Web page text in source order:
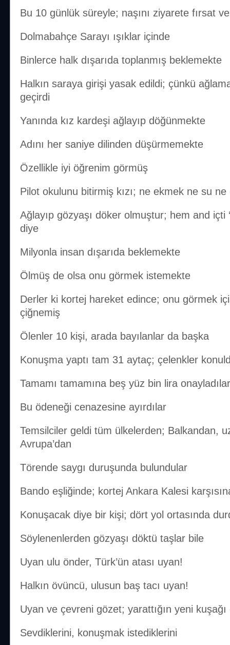
Bu 10 günlük süreyle; naşını ziyarete fırsat
Dolmabahçe Sarayı ışıklar içinde
Binlerce halk dışarıda toplanmış beklemekte
Halkın saraya girişi yasak edildi; çünkü
geçirdi
Yanında kız kardeşi ağlayıp döğünmekte
Adını her saniye dilinden düşürmemekte
Özellikle iyi öğrenim görmüş
Pilot okulunu bitirmiş kızı; ne ekmek ne su
Ağlayıp gözyaşı döker olmuştur; hem and içti
diye
Milyonla insan dışarıda beklemekte
Ölmüş de olsa onu görmek istemekte
Derler ki kortej hareket edince; onu görmek
çiğnemiş
Ölenler 10 kişi, arada bayılanlar da başka
Konuşma yaptı tam 31 aytaç; çelenkler
Tamamı tamamına beş yüz bin lira onayladılar
Bu ödeneği cenazesine ayırdılar
Temsilciler geldi tüm ülkelerden; Balkandan,
Avrupa’dan
Törende saygı duruşunda bulundular
Bando eşliğinde; kortej Ankara Kalesi
Konuşacak diye bir kişi; dört yol ortasında
Söylenenlerden gözyaşı döktü taşlar bile
Uyan ulu önder, Türk’ün atası uyan!
Halkın övüncü, ulusun baş tacı uyan!
Uyan ve çevreni gözet; yarattığın yeni
Sevdiklerini, konuşmak istediklerini